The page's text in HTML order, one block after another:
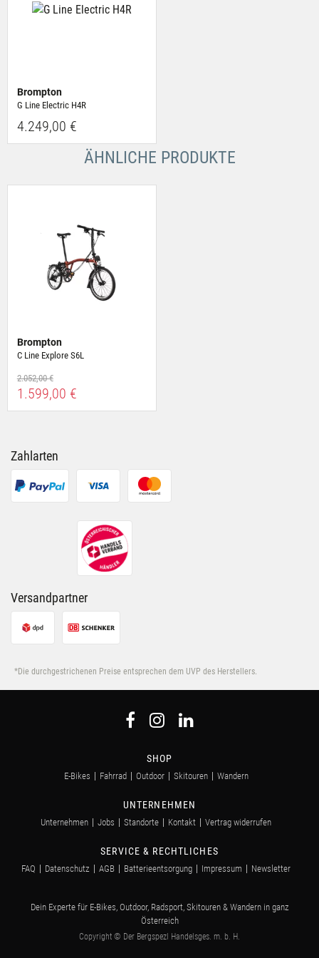
Brompton
G Line Electric H4R
4.249,00 €
ÄHNLICHE PRODUKTE
Brompton
C Line Explore S6L
2.052,00 €
1.599,00 €
Zahlarten
Versandpartner
*Die durchgestrichenen Preise entsprechen dem UVP des Herstellers.
SHOP
E-Bikes Fahrrad Outdoor Skitouren Wandern
UNTERNEHMEN
Unternehmen Jobs Standorte Kontakt Vertrag widerrufen
SERVICE & RECHTLICHES
FAQ Datenschutz AGB Batterieentsorgung Impressum Newsletter
Dein Experte für E-Bikes, Outdoor, Radsport, Skitouren & Wandern in ganz
Österreich
Copyright © Der Bergspezl Handelsges. m. b. H.